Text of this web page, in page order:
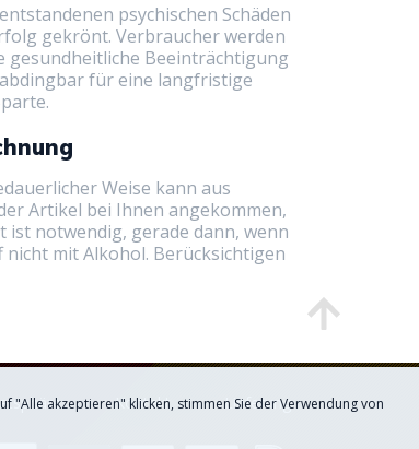
psychischen Schäden
gekrönt. Verbraucher werden
gesundheitliche Beeinträchtigung
für eine langfristige
Weise kann aus
Artikel bei Ihnen angekommen,
notwendig, gerade dann, wenn
mit Alkohol. Berücksichtigen
Kontakt Lieferung
"Alle akzeptieren" klicken, stimmen Sie der Verwendung von